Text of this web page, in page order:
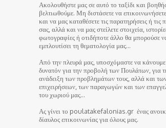
Ακολουθήστε μας σε αυτό το ταξίδι και
βελτιωθούμε. Μη διστάσετε να
και να μας καταθέσετε τις παρατηρήσεις ή τις
σας, αλλά και να μας στείλετε στοιχεία,
φωτογραφίες ή οτιδήποτε άλλο θα μπορούσε
εμπλουτίσει τη θεματολογία μας…
Από την πλευρά μας, υποσχόμαστε να κάνουμε
δυνατόν για την προβολή των Πουλάτων, για
ανάδειξη των προβλημάτων τους, αλλά και
επιχειρήσεων, των παραγωγών και των
του χωριού μας…
Ας γίνει το poulatakefalonias.gr ένας
δίαυλος επικοινωνίας για όλους μας.